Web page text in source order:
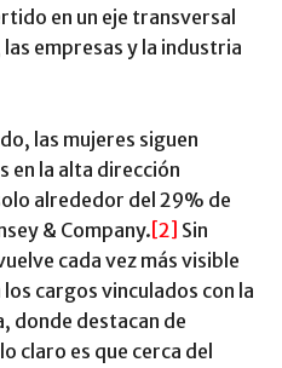
en un eje transversal
empresas y la industria
las mujeres siguen
en la alta dirección
alrededor del 29% de
& Company.[2] Sin
cada vez más visible
cargos vinculados con la
donde destacan de
claro es que cerca del